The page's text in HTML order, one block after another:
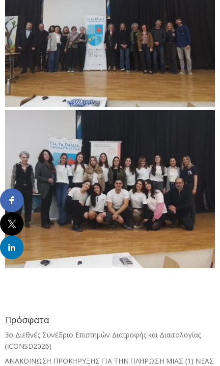
Πρόσφατα
3ο Διεθνές Συνέδριο Επιστημών Διατροφής και Διαιτολογίας
(ICONSD2026)
ΑΝΑΚΟΙΝΩΣΗ ΠΡΟΚΗΡΥΞΗΣ ΓΙΑ ΤΗΝ ΠΛΗΡΩΣΗ ΜΙΑΣ (1) ΝΕΑΣ